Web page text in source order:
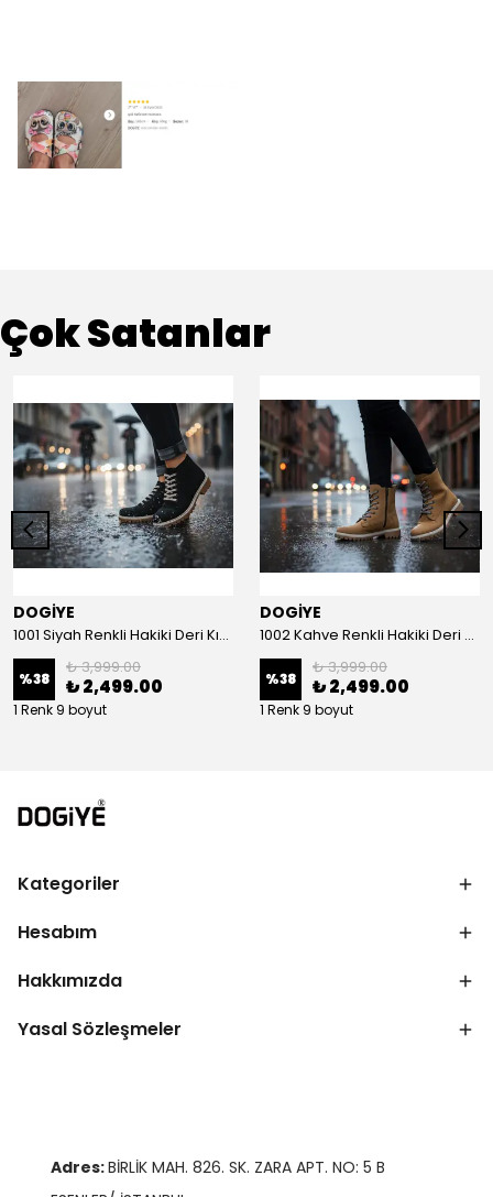
Çok Satanlar
DOGİYE
1001 Siyah Renkli Hakiki Deri Kışlık Bot
%38
₺ 3,999.00
₺ 2,499.00
1 Renk 9 boyut
DOGİYE
1002 Kahve Renkli Hakiki Deri Kışlık Bot
%38
₺ 3,999.00
₺ 2,499.00
1 Renk 9 boyut
Kategoriler
Hesabım
Hakkımızda
Yasal Sözleşmeler
Adres:BİRLİK MAH. 826. SK. ZARA APT. NO: 5 B